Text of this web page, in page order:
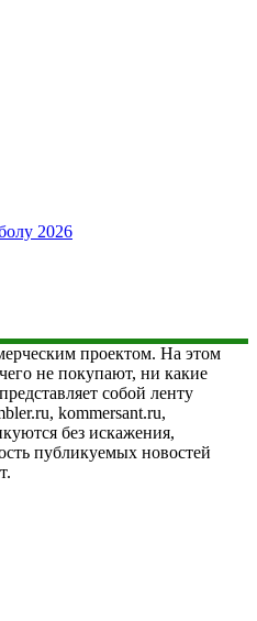
2026
проектом. На этом
не покупают, ни какие
собой ленту
kommersant.ru,
без искажения,
публикуемых новостей